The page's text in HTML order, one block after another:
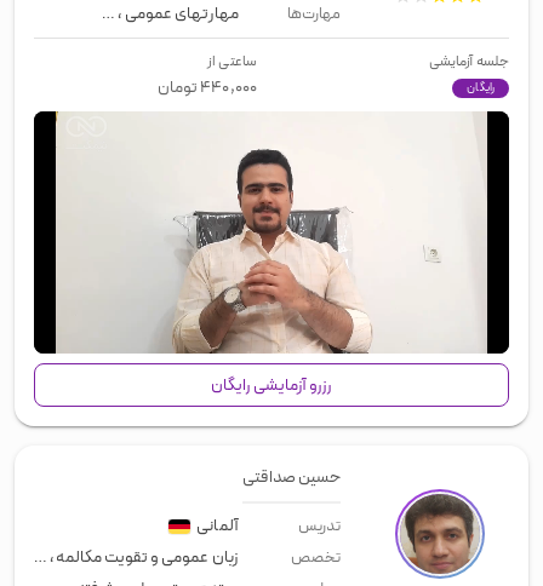
مهارت‌ها مهارتهای عمومی،زبان عمومی
جلسه آزمایشی
رایگان
ساعتی از
۴۴۰,۰۰۰تومان
00:00/01:14
رزرو آزمایشی رایگان
حسین صداقتی
تدریس آلمانی
تخصص زبان عمومی و تقویت مکالمه،زبان